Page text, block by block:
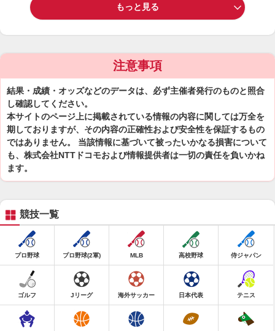
もっと見る
注意事項
結果・成績・オッズなどのデータは、必ず主催者発行のものと照合
し確認してください。
本サイトのページ上に掲載されている情報の内容に関しては万全を
期しておりますが、その内容の正確性および安全性を保証するもの
ではありません。 当該情報に基づいて被ったいかなる損害について
も、株式会社NTTドコモおよび情報提供者は一切の責任を負いかね
ます。
競技一覧
プロ野球 プロ野球(2軍) MLB 高校野球 侍ジャパン
ゴルフ Jリーグ 海外サッカー 日本代表 テニス